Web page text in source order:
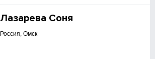
Лазарева Соня
Россия, Омск